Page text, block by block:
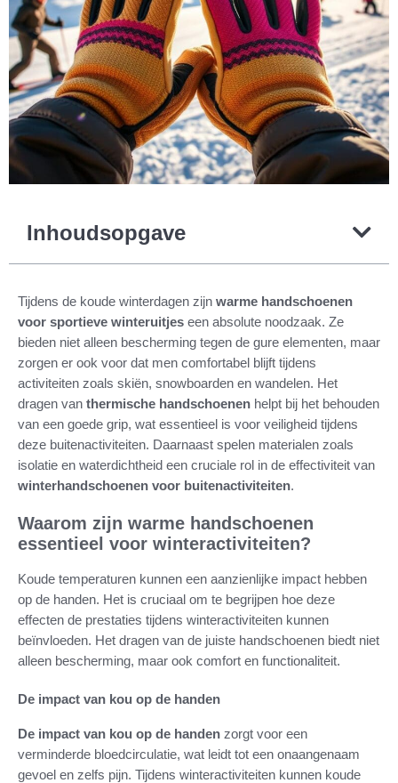
Inhoudsopgave
Tijdens de koude winterdagen zijn warme handschoenen
voor sportieve winteruitjes een absolute noodzaak. Ze
bieden niet alleen bescherming tegen de gure elementen, maar
zorgen er ook voor dat men comfortabel blijft tijdens
activiteiten zoals skiën, snowboarden en wandelen. Het
dragen van thermische handschoenen helpt bij het behouden
van een goede grip, wat essentieel is voor veiligheid tijdens
deze buitenactiviteiten. Daarnaast spelen materialen zoals
isolatie en waterdichtheid een cruciale rol in de effectiviteit van
winterhandschoenen voor buitenactiviteiten.
Waarom zijn warme handschoenen
essentieel voor winteractiviteiten?
Koude temperaturen kunnen een aanzienlijke impact hebben
op de handen. Het is cruciaal om te begrijpen hoe deze
effecten de prestaties tijdens winteractiviteiten kunnen
beïnvloeden. Het dragen van de juiste handschoenen biedt niet
alleen bescherming, maar ook comfort en functionaliteit.
De impact van kou op de handen
De impact van kou op de handen zorgt voor een
verminderde bloedcirculatie, wat leidt tot een onaangenaam
gevoel en zelfs pijn. Tijdens winteractiviteiten kunnen koude